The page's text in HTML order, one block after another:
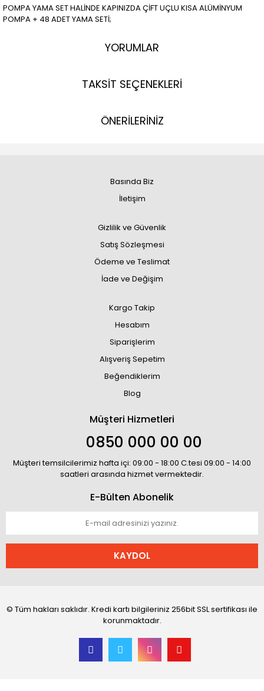
POMPA YAMA SET HALİNDE KAPINIZDA ÇİFT UÇLU KISA ALÜMİNYUM
POMPA + 48 ADET YAMA SETİ;
YORUMLAR
TAKSİT SEÇENEKLERİ
ÖNERİLERİNİZ
Basında Biz
İletişim
Gizlilik ve Güvenlik
Satış Sözleşmesi
Ödeme ve Teslimat
İade ve Değişim
Kargo Takip
Hesabım
Siparişlerim
Alışveriş Sepetim
Beğendiklerim
Blog
Müşteri Hizmetleri
0850 000 00 00
Müşteri temsilcilerimiz hafta içi: 09:00 - 18:00 C.tesi 09:00 - 14:00
saatleri arasında hizmet vermektedir.
E-Bülten Abonelik
KAYDOL
© Tüm hakları saklıdır. Kredi kartı bilgileriniz 256bit SSL sertifikası ile
korunmaktadır.